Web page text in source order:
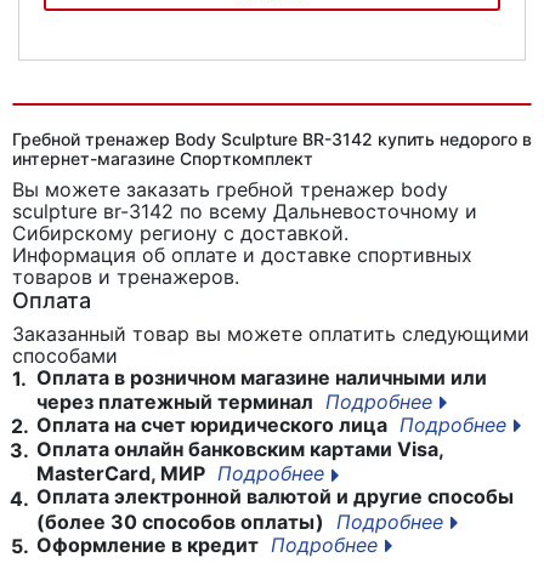
Гребной тренажер Body Sculpture ВR-3142 купить недорого в
интернет-магазине Спорткомплект
Вы можете заказать гребной тренажер body
sculpture вr-3142 по всему Дальневосточному и
Сибирскому региону с доставкой.
Информация об оплате и доставке спортивных
товаров и тренажеров.
Оплата
Заказанный товар вы можете оплатить следующими
способами
1. Оплата в розничном магазине наличными или
через платежный терминал Подробнее
2. Оплата на счет юридического лица Подробнее
3. Оплата онлайн банковским картами Visa,
MasterCard, МИР Подробнее
4. Оплата электронной валютой и другие способы
(более 30 способов оплаты)
Подробнее
5. Оформление в кредит Подробнее